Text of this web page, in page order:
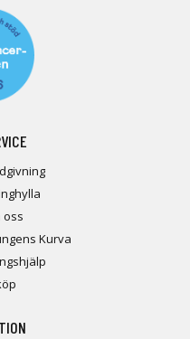
oss
Kurva